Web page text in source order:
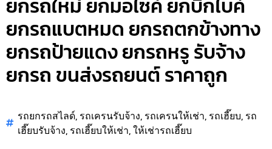
ยกรถใหม่ ยกมอไซค์ ยกบิ๊กไบค์
ยกรถแบตหมด ยกรถตกข้างทาง
ยกรถป้ายแดง ยกรถหรู รับจ้าง
ยกรถ ขนส่งรถยนต์ ราคาถูก
รถยกรถสไลด์, รถเครนรับจ้าง, รถเครนให้เช่า, รถเฮี๊ยบ, รถ
เฮี๊ยบรับจ้าง, รถเฮี๊ยบให้เช่า,ให้เช่ารถเฮี๊ยบ